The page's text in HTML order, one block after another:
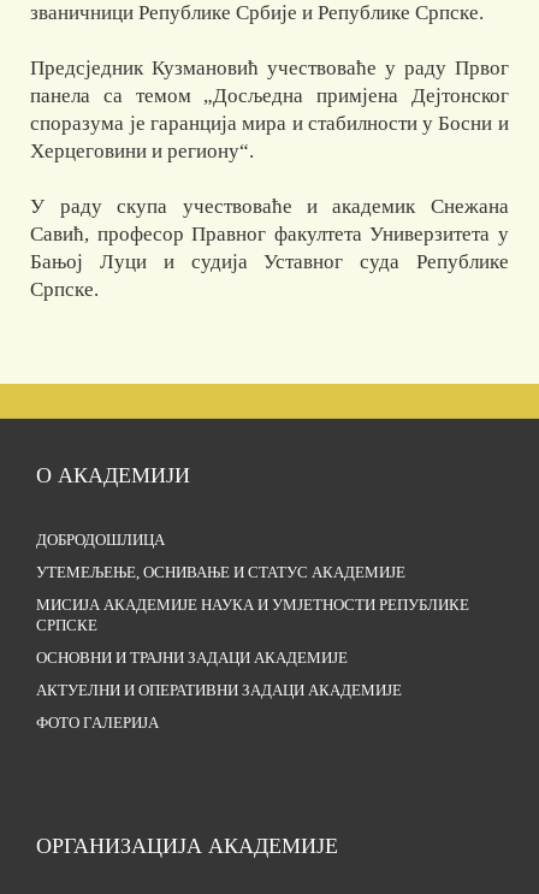
званичници Републике Србије и Републике Српске.
Предсједник Кузмановић учествоваће у раду Првог
панела са темом „Досљедна примјена Дејтонског
споразума је гаранција мира и стабилности у Босни и
Херцеговини и региону“.
У раду скупа учествоваће и академик Снежана
Савић, професор Правног факултета Универзитета у
Бањој Луци и судија Уставног суда Републике
Српске.
О АКАДЕМИЈИ
ДОБРОДОШЛИЦА
УТЕМЕЉЕЊЕ, ОСНИВАЊЕ И СТАТУС АКАДЕМИЈЕ
МИСИЈА АКАДЕМИЈЕ НАУКА И УМЈЕТНОСТИ РЕПУБЛИКЕ
СРПСКЕ
ОСНОВНИ И ТРАЈНИ ЗАДАЦИ АКАДЕМИЈЕ
АКТУЕЛНИ И ОПЕРАТИВНИ ЗАДАЦИ АКАДЕМИЈЕ
ФОТО ГАЛЕРИЈА
ОРГАНИЗАЦИЈА АКАДЕМИЈЕ